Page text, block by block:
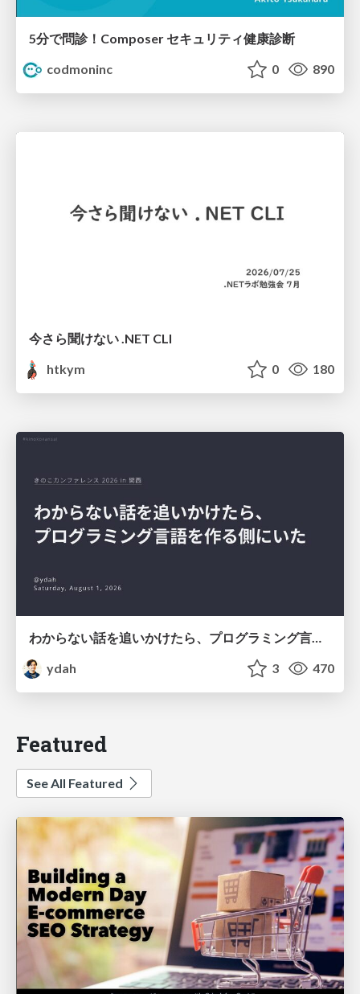
5分で問診！Composer セキュリティ健康診断
codmoninc
0 890
今さら聞けない .NET CLI
htkym
0 180
わからない話を追いかけたら、プログラミング言語を作る側にいた
ydah
3 470
Featured
See All Featured